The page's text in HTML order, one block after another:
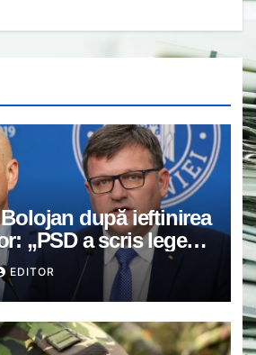
după ieftinirea
„PSD a scris legea.
ați scris discursul
EDITOR